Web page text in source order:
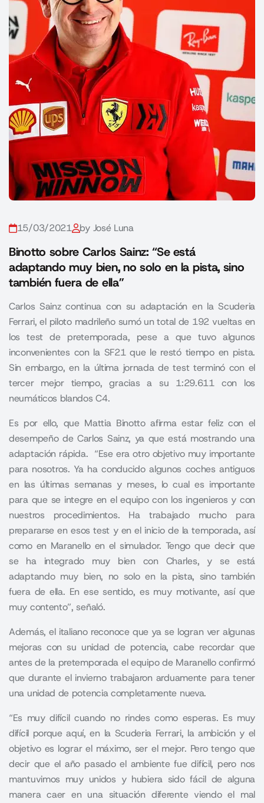
15/03/2021 by José Luna
Binotto sobre Carlos Sainz: “Se está
adaptando muy bien, no solo en la pista, sino
también fuera de ella”
Carlos Sainz continua con su adaptación en la Scuderia
Ferrari, el piloto madrileño sumó un total de 192 vueltas en
los test de pretemporada, pese a que tuvo algunos
inconvenientes con la SF21 que le restó tiempo en pista.
Sin embargo, en la última jornada de test terminó con el
tercer mejor tiempo, gracias a su 1:29.611 con los
neumáticos blandos C4.
Es por ello, que Mattia Binottoafirma estar feliz con el
desempeño de Carlos Sainz, ya que está mostrando una
adaptación rápida. “Ese era otro objetivo muy importante
para nosotros. Ya ha conducido algunos coches antiguos
en las últimas semanas y meses, lo cual es importante
para que se integre en el equipo con los ingenieros y con
nuestros procedimientos. Ha trabajado mucho para
prepararse en esos test y en el inicio de la temporada, así
como en Maranello en el simulador. Tengo que decir que
se ha integrado muy bien con Charles, y se está
adaptando muy bien, no solo en la pista, sino también
fuera de ella. En ese sentido, es muy motivante, así que
muy contento”, señaló.
Además, el italiano reconoce que ya se logran ver algunas
mejoras con su unidad de potencia, cabe recordar que
antes de la pretemporada el equipo de Maranello confirmó
que durante el invierno trabajaron arduamente para tener
una unidad de potencia completamente nueva.
“Es muy difícil cuando no rindes como esperas. Es muy
difícil porque aquí, en la Scuderia Ferrari, la ambición y el
objetivo es lograr el máximo, ser el mejor. Pero tengo que
decir que el año pasado el ambiente fue difícil, pero nos
mantuvimos muy unidos y hubiera sido fácil de alguna
manera caer en una situación diferente viendo el mal